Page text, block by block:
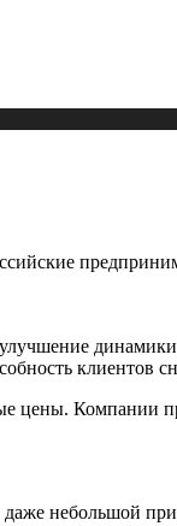
динамики,
клиентов
цены. Компании
небольшой